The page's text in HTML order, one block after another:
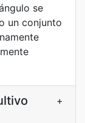
se
un conjunto
+